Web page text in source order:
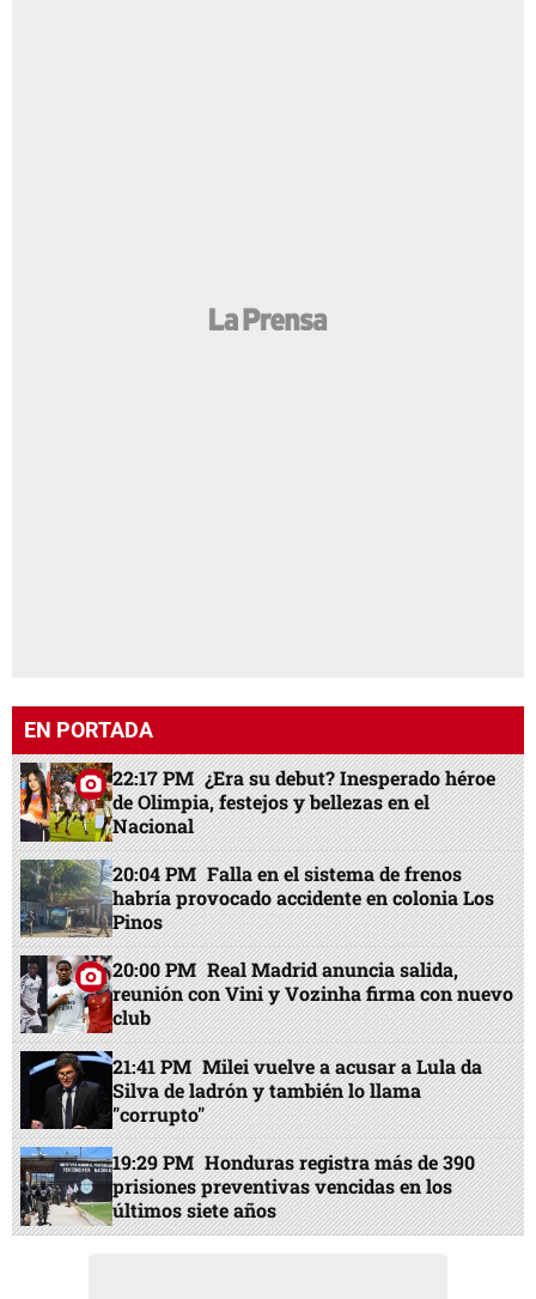
EN PORTADA
22:17 PM ¿Era su debut? Inesperado héroe
de Olimpia, festejos y bellezas en el
Nacional
20:04 PM Falla en el sistema de frenos
habría provocado accidente en colonia Los
Pinos
20:00 PM Real Madrid anuncia salida,
reunión con Vini y Vozinha firma con nuevo
club
21:41 PM Milei vuelve a acusar a Lula da
Silva de ladrón y también lo llama
"corrupto"
19:29 PM Honduras registra más de 390
prisiones preventivas vencidas en los
últimos siete años